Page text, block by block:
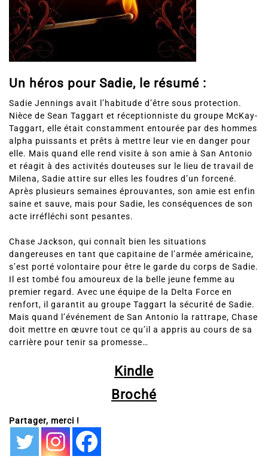
Un héros pour Sadie, le résumé :
Nièce de Sean Taggart et réceptionniste du groupe McKay-
Taggart, elle était constamment entourée par des hommes
alpha puissants et prêts à mettre leur vie en danger pour
elle. Mais quand elle rend visite à son amie à San Antonio
et réagit à des activités douteuses sur le lieu de travail de
Milena, Sadie attire sur elles les foudres d’un forcené.
Après plusieurs semaines éprouvantes, son amie est enfin
saine et sauve, mais pour Sadie, les conséquences de son
acte irréfléchi sont pesantes.
dangereuses en tant que capitaine de l’armée américaine,
s’est porté volontaire pour être le garde du corps de Sadie.
Il est tombé fou amoureux de la belle jeune femme au
premier regard. Avec une équipe de la Delta Force en
renfort, il garantit au groupe Taggart la sécurité de Sadie.
Mais quand l’événement de San Antonio la rattrape, Chase
doit mettre en œuvre tout ce qu’il a appris au cours de sa
carrière pour tenir sa promesse…
Kindle
Broché